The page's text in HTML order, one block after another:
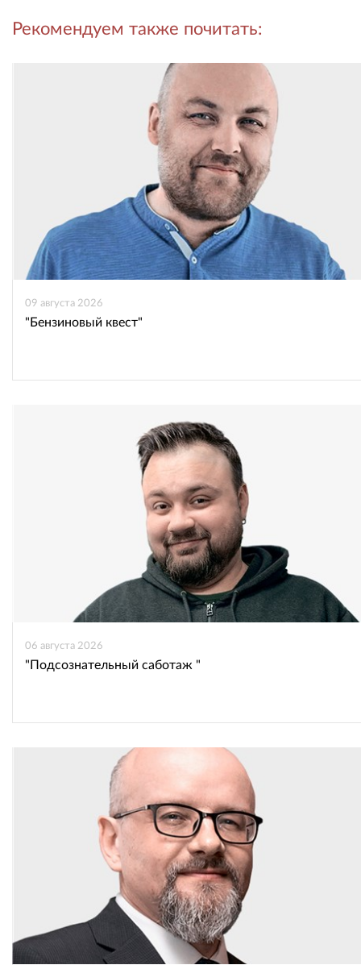
во в
Одноклассниках
Рекомендуем также почитать:
09 августа 2026
"Бензиновый квест"
06 августа 2026
"Подсознательный саботаж "